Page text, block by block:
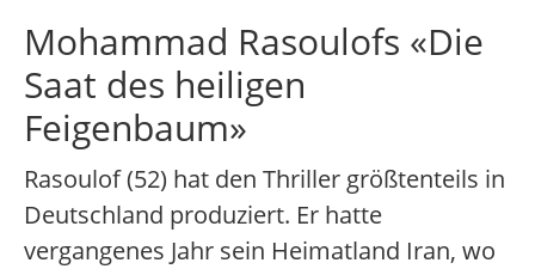
Mohammad Rasoulofs «Die
Saat des heiligen
Feigenbaum»
Rasoulof (52) hat den Thriller größtenteils in
Deutschland produziert. Er hatte
vergangenes Jahr sein Heimatland Iran, wo